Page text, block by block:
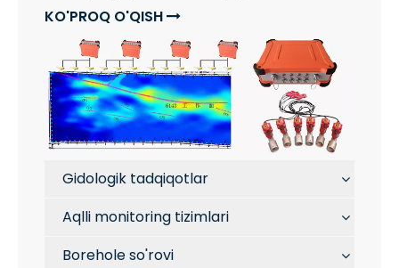
KO'PROQ O'QISH 
Gidologik tadqiqotlar
Aqlli monitoring tizimlari
Borehole so'rovi